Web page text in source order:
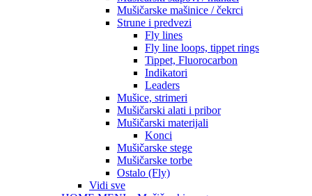
Mušičarske mašinice / čekrci
Strune i predvezi
Fly lines
Fly line loops, tippet rings
Tippet, Fluorocarbon
Indikatori
Leaders
Mušice, strimeri
Mušičarski alati i pribor
Mušičarski materijali
Konci
Mušičarske stege
Mušičarske torbe
Ostalo (Fly)
Vidi sve